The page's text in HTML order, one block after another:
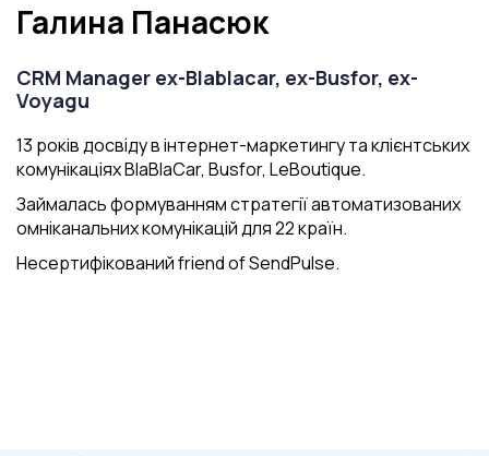
Галина Панасюк
CRM Manager ex-Blablacar, ex-Busfor, ex-
Voyagu
13 років досвіду в інтернет-маркетингу та клієнтських
комунікаціях BlaBlaCar, Busfor, LeBoutique.
Займалась формуванням стратегії автоматизованих
омніканальних комунікацій для 22 країн.
Несертифікований friend of SendPulse.